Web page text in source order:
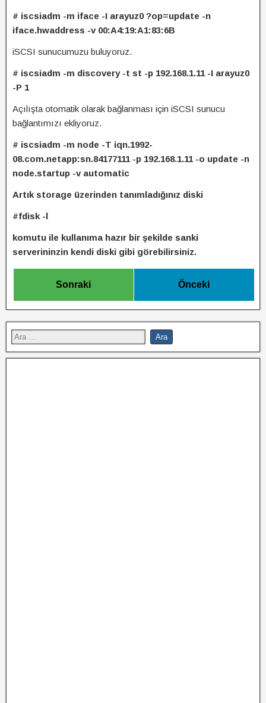
# iscsiadm -m iface -I arayuz0 ?op=update -n
iface.hwaddress -v 00:A4:19:A1:83:6B
iSCSI sunucumuzu buluyoruz.
# iscsiadm -m discovery -t st -p 192.168.1.11 -I arayuz0
-P 1
Açılışta otomatik olarak bağlanması için iSCSI sunucu
bağlantımızı ekliyoruz.
# iscsiadm -m node -T iqn.1992-
08.com.netapp:sn.84177111 -p 192.168.1.11 -o update -n
node.startup -v automatic
Artık storage üzerinden tanımladığınız diski
#fdisk -l
komutu ile kullanıma hazır bir şekilde sanki
serverininzin kendi diski gibi görebilirsiniz.
Sonraki Önceki